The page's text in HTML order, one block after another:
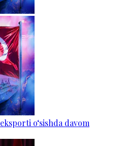
o‘sishda davom